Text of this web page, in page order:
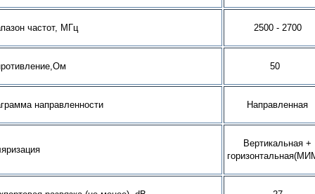
частот, МГц 2500 - 2700
50
направленности Направленная
Вертикальная +